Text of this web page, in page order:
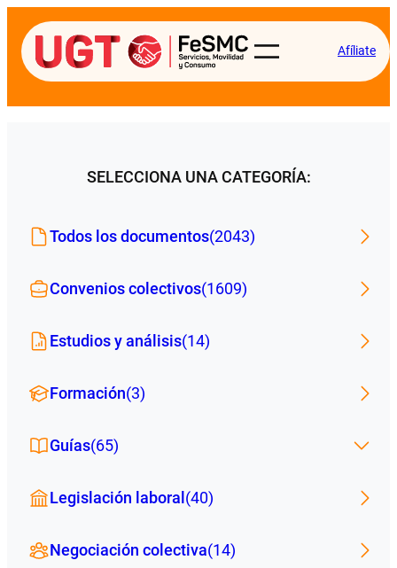
Afíliate
SELECCIONA UNA CATEGORÍA:
Todos los documentos(2043)
Convenios colectivos(1609)
Estudios y análisis(14)
Formación(3)
Guías(65)
Legislación laboral (40)
Negociación colectiva(14)